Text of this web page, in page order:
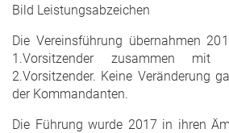
Bild Leistungsabzeichen
Die Vereinsführung übernahmen
1.Vorsitzender zusammen
2.Vorsitzender. Keine Veränderung
der Kommandanten.
Die Führung wurde 2017 in ihren